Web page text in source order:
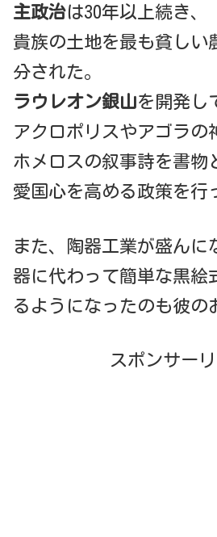
主政治は30年以上続き、
貴族の土地を最も貧しい
分された。
ラウレオン銀山を開発し
アクロポリスやアゴラの
ホメロスの叙事詩を書物
愛国心を高める政策を行
また、陶器工業が盛んに
器に代わって簡単な黒絵
るようになったのも彼の
スポンサー